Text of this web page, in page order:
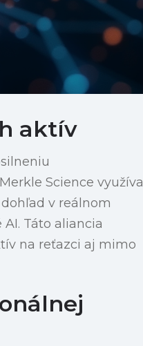
aktív
Science využíva
v reálnom
Táto aliancia
na reťazci aj mimo